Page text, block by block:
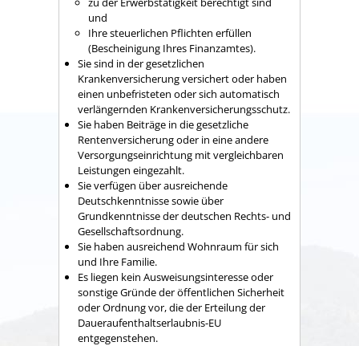
und
Ihre steuerlichen Pflichten erfüllen
(Bescheinigung Ihres Finanzamtes).
Sie sind in der gesetzlichen
Krankenversicherung versichert oder haben
einen unbefristeten oder sich automatisch
verlängernden Krankenversicherungsschutz.
Sie haben Beiträge in die gesetzliche
Rentenversicherung oder in eine andere
Versorgungseinrichtung mit vergleichbaren
Leistungen eingezahlt.
Sie verfügen über ausreichende
Deutschkenntnisse sowie über
Grundkenntnisse der deutschen Rechts- und
Gesellschaftsordnung.
Sie haben ausreichend Wohnraum für sich
und Ihre Familie.
Es liegen kein Ausweisungsinteresse oder
sonstige Gründe der öffentlichen Sicherheit
oder Ordnung vor, die der Erteilung der
Daueraufenthaltserlaubnis-EU
entgegenstehen.